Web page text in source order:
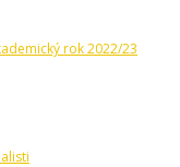
rok 2022/23